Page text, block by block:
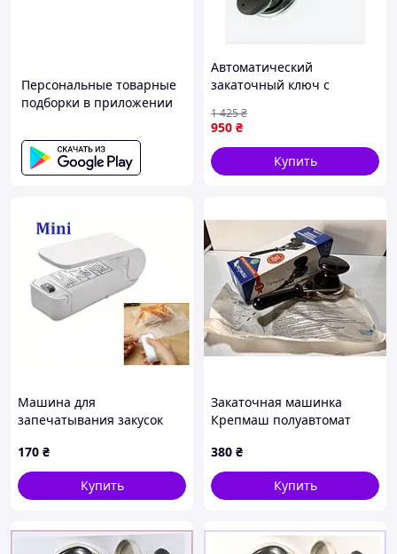
и согласования деталей
Внесение
предоплаты за товар
Доставка
Персональные товарные
подборки в приложении
Автоматический
закаточный ключ с
и надежной консервации
овощей и фруктов FLAME
950 ₴
1 425₴
Купить
Машина для
запечатывания закусок
170 ₴
Купить
Закаточная машинка
Крепмаш полуавтомат
консервирования банок .
Надежная закатка
Украина.
380 ₴
Купить